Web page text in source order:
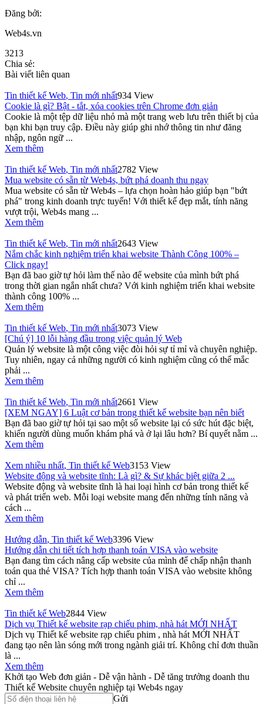
Đăng bởi:
Web4s.vn
3213
Chia sẻ:
Bài viết liên quan
Tin thiết kế Web, Tin mới nhất934 View
Cookie là gì? Bật - tắt, xóa cookies trên Chrome đơn giản
Cookie là một tệp dữ liệu nhỏ mà một trang web lưu trên thiết bị của
bạn khi bạn truy cập. Điều này giúp ghi nhớ thông tin như đăng
nhập, ngôn ngữ ...
Xem thêm
Tin thiết kế Web, Tin mới nhất2782 View
Mua website có sẵn từ Web4s, bứt phá doanh thu ngay
Mua website có sẵn từ Web4s – lựa chọn hoàn hảo giúp bạn "bứt
phá" trong kinh doanh trực tuyến! Với thiết kế đẹp mắt, tính năng
vượt trội, Web4s mang ...
Xem thêm
Tin thiết kế Web, Tin mới nhất2643 View
Nắm chắc kinh nghiệm triển khai website Thành Công 100% –
Click ngay!
Bạn đã bao giờ tự hỏi làm thế nào để website của mình bứt phá
trong thời gian ngắn nhất chưa? Với kinh nghiệm triển khai website
thành công 100% ...
Xem thêm
Tin thiết kế Web, Tin mới nhất3073 View
[Chú ý] 10 lỗi hàng đầu trong việc quản lý Web
Quản lý website là một công việc đòi hỏi sự tỉ mỉ và chuyên nghiệp.
Tuy nhiên, ngay cả những người có kinh nghiệm cũng có thể mắc
phải ...
Xem thêm
Tin thiết kế Web, Tin mới nhất2661 View
[XEM NGAY] 6 Luật cơ bản trong thiết kế website bạn nên biết
Bạn đã bao giờ tự hỏi tại sao một số website lại có sức hút đặc biệt,
khiến người dùng muốn khám phá và ở lại lâu hơn? Bí quyết nằm ...
Xem thêm
Xem nhiều nhất, Tin thiết kế Web3153 View
Website động và website tĩnh: Là gì? & Sự khác biệt giữa 2 ...
Website động và website tĩnh là hai loại hình cơ bản trong thiết kế
và phát triển web. Mỗi loại website mang đến những tính năng và
cách ...
Xem thêm
Hướng dẫn, Tin thiết kế Web3396 View
Hướng dẫn chi tiết tích hợp thanh toán VISA vào website
Bạn đang tìm cách nâng cấp website của mình để chấp nhận thanh
toán qua thẻ VISA? Tích hợp thanh toán VISA vào website không
chỉ ...
Xem thêm
Tin thiết kế Web2844 View
Dịch vụ Thiết kế website rạp chiếu phim, nhà hát MỚI NHẤT
Dịch vụ Thiết kế website rạp chiếu phim , nhà hát MỚI NHẤT
đang tạo nên làn sóng mới trong ngành giải trí. Không chỉ đơn thuần
là ...
Xem thêm
Khởi tạo Web đơn giản - Dễ vận hành - Dễ tăng trưởng doanh thu
Thiết kế Website chuyên nghiệp tại Web4s ngay
Gửi